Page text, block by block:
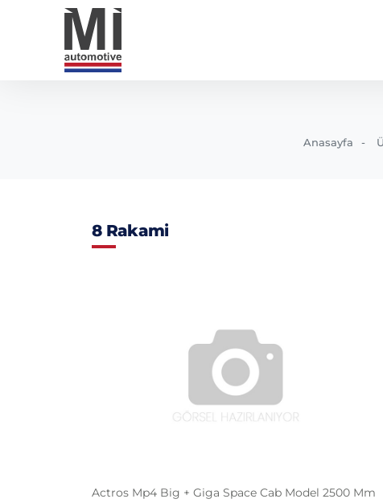
Anasayfa
8 Rakami
Actros Mp4 Big + Giga Space Cab Model 2500 Mm